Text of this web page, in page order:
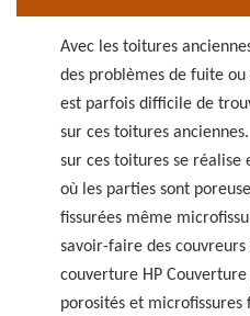
Avec les toitures
des problèmes de fuite
est parfois difficile de
sur ces toitures
sur ces toitures se réalise
où les parties sont
fissurées même
savoir-faire des couvreurs
couverture HP
porosités et